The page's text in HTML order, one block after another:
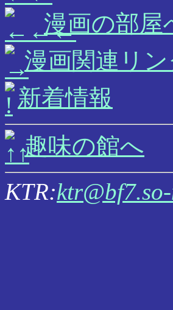
漫画の部屋
漫画関連リン
新着情報
趣味の館へ
KTR: